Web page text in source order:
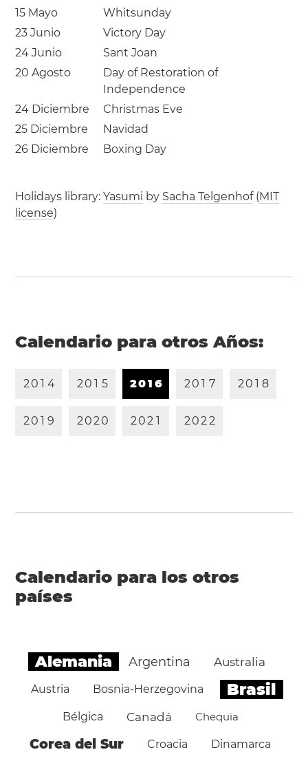
15 Mayo
Whitsunday
23 Junio
Victory Day
24 Junio
Sant Joan
20 Agosto
Day of Restoration of
Independence
24 Diciembre
Christmas Eve
25 Diciembre
Navidad
26 Diciembre
Boxing Day
Holidays library:Yasumi by Sacha Telgenhof(MIT
license)
Calendario para otros Años:
20 1 4 20 1 5 201 6 20 1 7 20 1 8
20 1 9 2020 202 1 2022
Calendario para los otros
países
Alemania Argentina Australia
Austria Bosnia-Herzegovina Brasil
Bélgica Canadá Chequia
Corea del Sur Croacia Dinamarca